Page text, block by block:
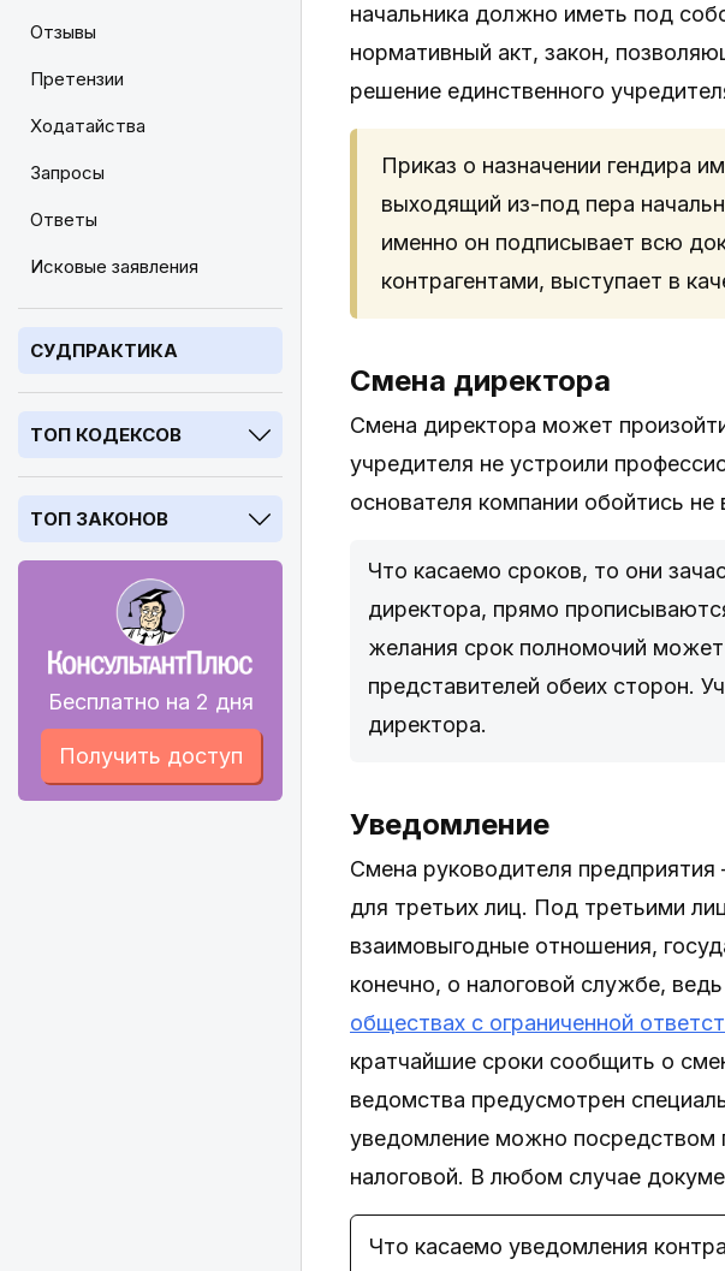
Отзывы
Претензии
Ходатайства
Запросы
Ответы
Исковые заявления
СУДПРАКТИКА
ТОП КОДЕКСОВ
ТОП ЗАКОНОВ
Бесплатно на 2 дня
Получить доступ
начальника должно иметь под
нормативный акт, закон,
решение единственного
Приказ о назначении гендира
выходящий из-под пера
именно он подписывает всю
контрагентами, выступает в
Смена директора
Смена директора может
учредителя не устроили
основателя компании обойтись не
Что касаемо сроков, то они
директора, прямо
желания срок полномочий
представителей обеих сторон.
директора.
Уведомление
Смена руководителя предприятия
для третьих лиц. Под третьими
взаимовыгодные отношения,
конечно, о налоговой службе,
обществах с ограниченной
кратчайшие сроки сообщить о
ведомства предусмотрен
уведомление можно посредством
налоговой. В любом случае
Что касаемо уведомления